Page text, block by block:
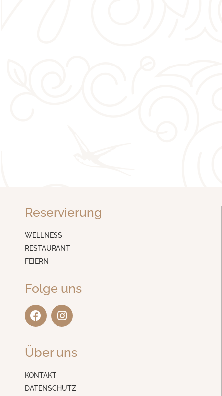
Reservierung
WELLNESS
RESTAURANT
FEIERN
Folge uns
F
a
c
b
o
k
I
n
s
a
a
Über uns
KONTAKT
DATENSCHUTZ